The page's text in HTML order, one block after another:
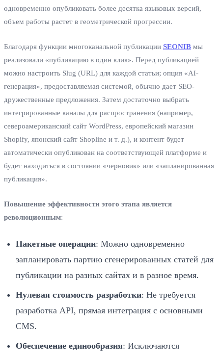
одновременно опубликовать более десятка языковых версий,
объем работы растет в геометрической прогрессии.
Благодаря функции многоканальной публикации SEONIB мы
реализовали «публикацию в один клик». Перед публикацией
можно настроить Slug (URL) для каждой статьи; опция «AI-
генерация», предоставляемая системой, обычно дает SEO-
дружественные предложения. Затем достаточно выбрать
интегрированные каналы для распространения (например,
североамериканский сайт WordPress, европейский магазин
Shopify, японский сайт Shopline и т. д.), и контент будет
автоматически опубликован на соответствующей платформе и
будет находиться в состоянии «черновик» или «запланированная
публикация».
Повышение эффективности этого этапа является
революционным:
Пакетные операции: Можно одновременно
запланировать партию сгенерированных статей для
публикации на разных сайтах и в разное время.
Нулевая стоимость разработки: Не требуется
разработка API, прямая интеграция с основными
CMS.
Обеспечение единообразия: Исключаются